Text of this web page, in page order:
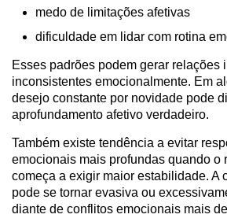
medo de limitações afetivas
dificuldade em lidar com rotina
Esses padrões podem gerar relações
inconsistentes emocionalmente. Em
desejo constante por novidade pode
aprofundamento afetivo verdadeiro.
Também existe tendência a evitar
emocionais mais profundas quando o
começa a exigir maior estabilidade. A
pode se tornar evasiva ou
diante de conflitos emocionais mais